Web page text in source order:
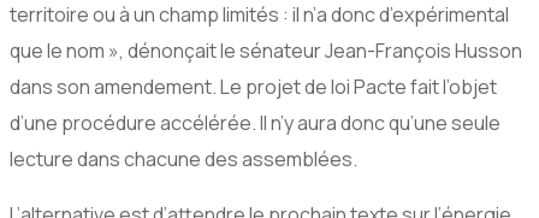
territoire ou à un champ limités : il n’a donc d’expérimental
que le nom », dénonçait le sénateur Jean-François Husson
dans son amendement. Le projet de loi Pacte fait l’objet
d’une procédure accélérée. Il n’y aura donc qu’une seule
lecture dans chacune des assemblées.